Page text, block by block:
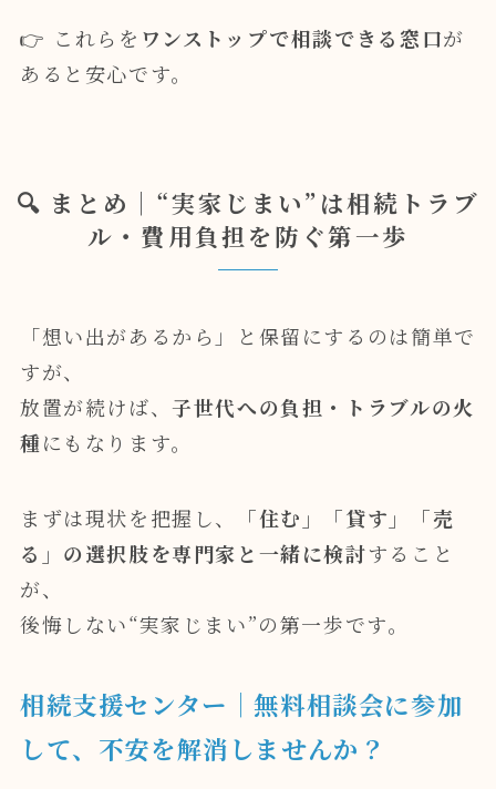
👉 これらを ワンストップで相談できる窓口が
あると安心です。
🔍 まとめ｜“実家じまい”は相続トラブ
ル・費用負担を防ぐ第一歩
「想い出があるから」と保留にするのは簡単で
すが、
放置が続けば、子世代への負担・トラブルの火
種にもなります。
まずは現状を把握し、
「住む」「貸す」「売
る」の選択肢を専門家と一緒に検討すること
が、
後悔しない“実家じまい”の第一歩です。
相続支援センター｜無料相談会に参加
して、不安を解消しませんか？